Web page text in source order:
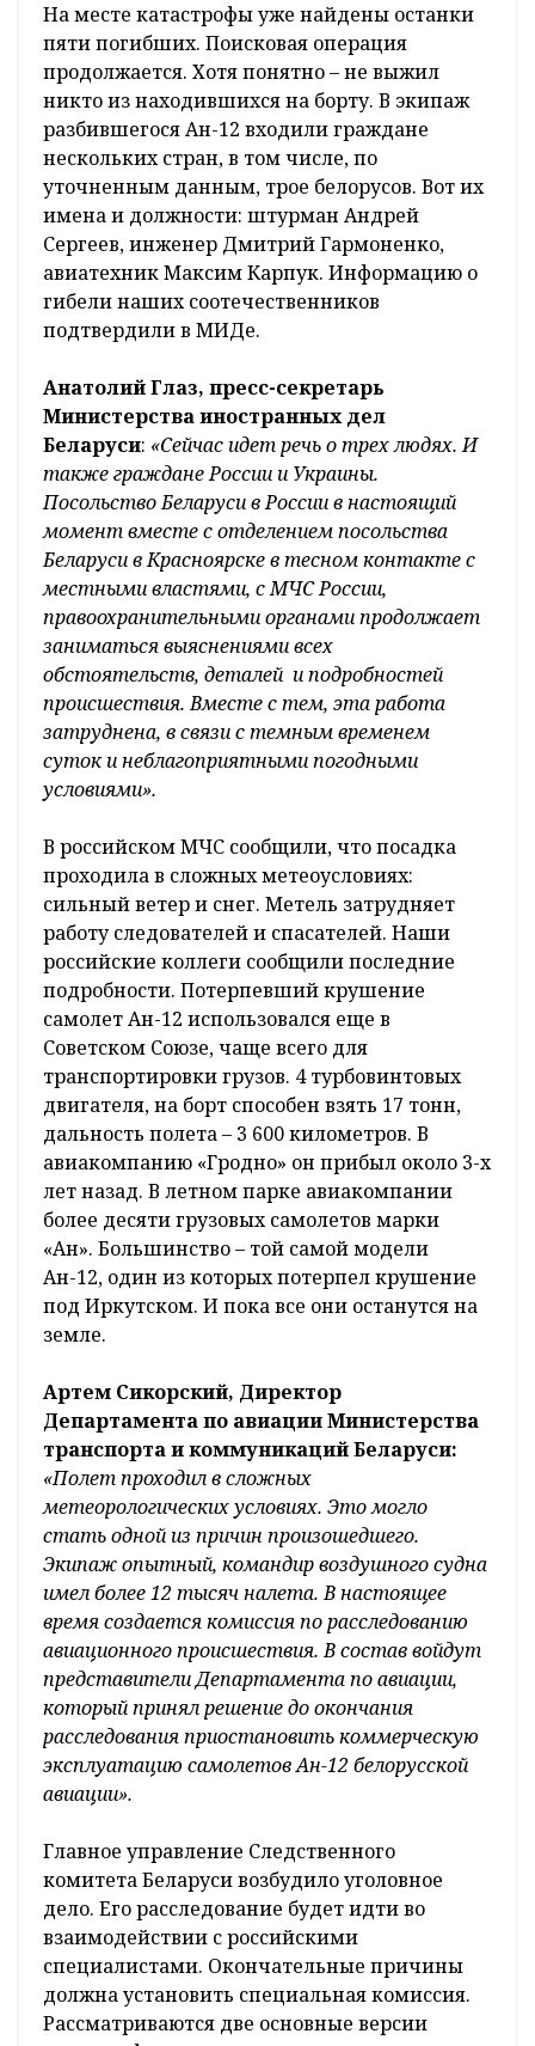
На месте катастрофы уже найдены останки
пяти погибших. Поисковая операция
продолжается. Хотя понятно – не выжил
никто из находившихся на борту. В экипаж
разбившегося Ан-12 входили граждане
нескольких стран, в том числе, по
уточненным данным, трое белорусов. Вот их
имена и должности: штурман Андрей
Сергеев, инженер Дмитрий Гармоненко,
авиатехник Максим Карпук. Информацию о
гибели наших соотечественников
подтвердили в МИДе.
Анатолий Глаз, пресс-секретарь
Министерства иностранных дел
Беларуси: «Сейчас идет речь о трех людях. И
также граждане России и Украины.
Посольство Беларуси в России в настоящий
момент вместе с отделением посольства
Беларуси в Красноярске в тесном контакте с
местными властями, с МЧС России,
правоохранительными органами продолжает
заниматься выяснениями всех
обстоятельств, деталей и подробностей
происшествия. Вместе с тем, эта работа
затруднена, в связи с темным временем
суток и неблагоприятными погодными
условиями».
В российском МЧС сообщили, что посадка
проходила в сложных метеоусловиях:
сильный ветер и снег. Метель затрудняет
работу следователей и спасателей. Наши
российские коллеги сообщили последние
подробности. Потерпевший крушение
самолет Ан-12 использовался еще в
Советском Союзе, чаще всего для
транспортировки грузов. 4 турбовинтовых
двигателя, на борт способен взять 17 тонн,
дальность полета – 3 600 километров. В
авиакомпанию «Гродно» он прибыл около 3-х
лет назад. В летном парке авиакомпании
более десяти грузовых самолетов марки
«Ан». Большинство – той самой модели
Ан-12, один из которых потерпел крушение
под Иркутском. И пока все они останутся на
земле.
Артем Сикорский, Директор
Департамента по авиации Министерства
транспорта и коммуникаций Беларуси:
«Полет проходил в сложных
метеорологических условиях. Это могло
стать одной из причин произошедшего.
Экипаж опытный, командир воздушного судна
имел более 12 тысяч налета. В настоящее
время создается комиссия по расследованию
авиационного происшествия. В состав войдут
представители Департамента по авиации,
который принял решение до окончания
расследования приостановить коммерческую
эксплуатацию самолетов Ан-12 белорусской
авиации».
Главное управление Следственного
комитета Беларуси возбудило уголовное
дело. Его расследование будет идти во
взаимодействии с российскими
специалистами. Окончательные причины
должна установить специальная комиссия.
Рассматриваются две основные версии